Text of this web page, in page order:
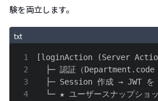
験を両立します。
txt
1
2
3
4